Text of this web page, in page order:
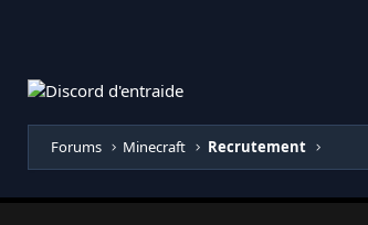
Forums Minecraft Recrutement